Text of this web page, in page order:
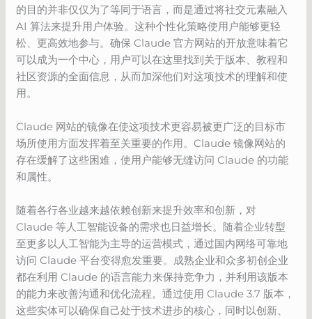
的目的并非仅仅为了等同于语言，而是通过将社交元素融入
AI 算法来提升用户体验。这种个性化策略使用户能够更轻
松、更高效地参与。确保 Claude 官方网站的开放意味着它
可以成为一个中心，用户可以在这里找到关于版本、教程和
社区资源的全面信息，从而加深他们对这项技术的理解和使
用。
Claude 网站的镜像在使这项技术更容易被更广泛的目标市
场所使用方面发挥着至关重要的作用。Claude 镜像网站的
存在缓解了这些困难，使用户能够无缝访问 Claude 的功能
和属性。
随着各行各业越来越依赖创新来提升效率和创新，对
Claude 等人工智能设备的需求也日益增长。随着企业转型
至更多以人工智能为主导的运营模式，通过国内网络可靠地
访问 Claude 平台变得愈发重要。成熟企业和众多初创企业
都在利用 Claude 的语言能力来保持竞争力，并利用该版本
的能力来改善沟通和优化流程。通过使用 Claude 3.7 版本，
这些实体可以确保自己处于技术进步的核心，同时以创新、